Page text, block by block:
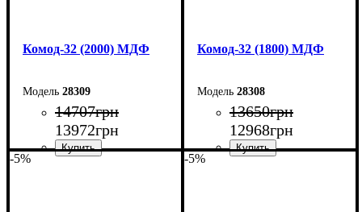
Комод-32 (2000) МДФ
28309
14707грн
13972грн
Комод-32 (1800) МДФ
28308
13650грн
12968грн
-5% -5%